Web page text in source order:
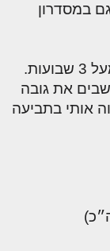
במסדרון
את גובה
אותי בתביעה